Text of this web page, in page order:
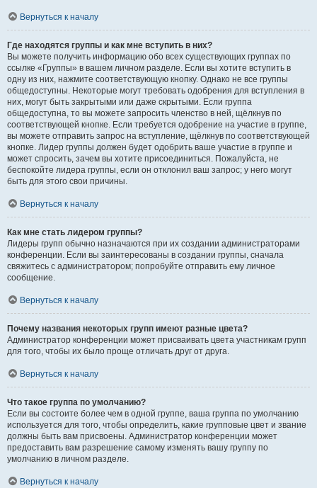
Вернуться к началу
Где находятся группы и как мне вступить в них?
Вы можете получить информацию обо всех существующих группах по
ссылке «Группы» в вашем личном разделе. Если вы хотите вступить в
одну из них, нажмите соответствующую кнопку. Однако не все группы
общедоступны. Некоторые могут требовать одобрения для вступления в
них, могут быть закрытыми или даже скрытыми. Если группа
общедоступна, то вы можете запросить членство в ней, щёлкнув по
соответствующей кнопке. Если требуется одобрение на участие в группе,
вы можете отправить запрос на вступление, щёлкнув по соответствующей
кнопке. Лидер группы должен будет одобрить ваше участие в группе и
может спросить, зачем вы хотите присоединиться. Пожалуйста, не
беспокойте лидера группы, если он отклонил ваш запрос; у него могут
быть для этого свои причины.
Вернуться к началу
Как мне стать лидером группы?
Лидеры групп обычно назначаются при их создании администраторами
конференции. Если вы заинтересованы в создании группы, сначала
свяжитесь с администратором; попробуйте отправить ему личное
сообщение.
Вернуться к началу
Почему названия некоторых групп имеют разные цвета?
Администратор конференции может присваивать цвета участникам групп
для того, чтобы их было проще отличать друг от друга.
Вернуться к началу
Что такое группа по умолчанию?
Если вы состоите более чем в одной группе, ваша группа по умолчанию
используется для того, чтобы определить, какие групповые цвет и звание
должны быть вам присвоены. Администратор конференции может
предоставить вам разрешение самому изменять вашу группу по
умолчанию в личном разделе.
Вернуться к началу